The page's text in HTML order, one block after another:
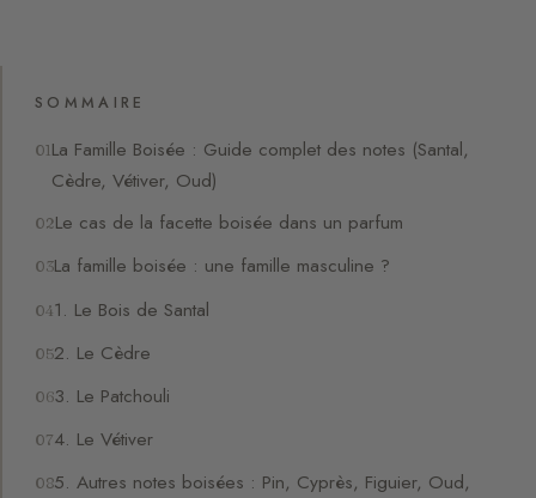
SOMMAIRE
La Famille Boisée : Guide complet des notes (Santal,
Cèdre, Vétiver, Oud)
Le cas de la facette boisée dans un parfum
La famille boisée : une famille masculine ?
1. Le Bois de Santal
2. Le Cèdre
3. Le Patchouli
4. Le Vétiver
5. Autres notes boisées : Pin, Cyprès, Figuier, Oud,